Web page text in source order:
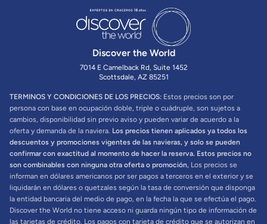
Discover the World
7014 E Camelback Rd, Suite 1452
Scottsdale, AZ 85251
TERMINOS Y CONDICIONES DE LOS PRECIOS: Estos precios son por
persona con base en ocupación doble, triple o cuádruple, son sujetos a
cambios, disponibilidad sin previo aviso y pueden variar de acuerdo a la
oferta y demanda de la naviera. Los precios tienen aplicados ya todos los
descuentos y promociones vigentes de las navieras, y solo se pueden
confirmar con exactitud al momento de hacer la reserva. Estos precios no
son combinables con ninguna otra oferta o promoción, Los precios se
informan en dólares americanos por ser pagos a terceros en el exterior y se
liquidarán en dólares o quetzales según la tasa de conversión que disponga
la entidad bancaria del medio de pago, en la fecha la que se efectúa el pago.
Discover the World no tiene acceso ni guarda ningún tipo de información de
las tarjetas de crédito. Los pagos con tarjeta de crédito que se autorizan en